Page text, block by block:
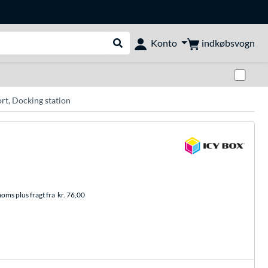
Udfør søgning
Konto indkøbsvogn
Docking station
plus fragt fra kr. 76,00